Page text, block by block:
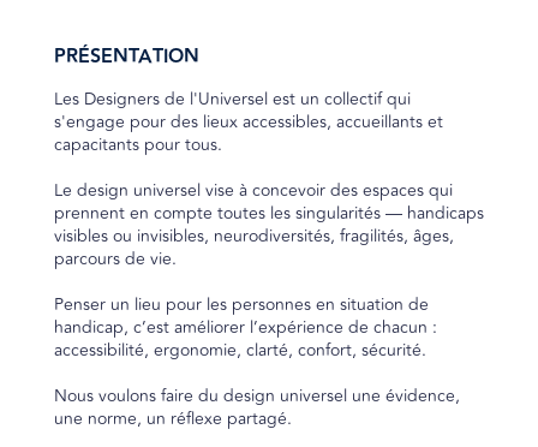
PRÉSENTATION
Les Designers de l'Universel est un collectif qui
s'engage pour des lieux accessibles, accueillants et
capacitants pour tous.
Le design universel vise à concevoir des espaces qui
prennent en compte toutes les singularités — handicaps
visibles ou invisibles, neurodiversités, fragilités, âges,
parcours de vie.
Penser un lieu pour les personnes en situation de
handicap, c’est améliorer l’expérience de chacun :
accessibilité, ergonomie, clarté, confort, sécurité.
Nous voulons faire du design universel une évidence,
une norme, un réflexe partagé.